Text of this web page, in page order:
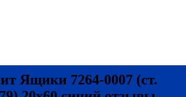
Ящики 7264-0007 (ст.